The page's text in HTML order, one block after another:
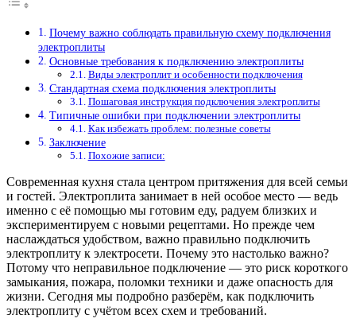
Почему важно соблюдать правильную схему подключения
электроплиты
Основные требования к подключению электроплиты
Виды электроплит и особенности подключения
Стандартная схема подключения электроплиты
Пошаговая инструкция подключения электроплиты
Типичные ошибки при подключении электроплиты
Как избежать проблем: полезные советы
Заключение
Похожие записи:
Современная кухня стала центром притяжения для всей семьи
и гостей. Электроплита занимает в ней особое место — ведь
именно с её помощью мы готовим еду, радуем близких и
экспериментируем с новыми рецептами. Но прежде чем
наслаждаться удобством, важно правильно подключить
электроплиту к электросети. Почему это настолько важно?
Потому что неправильное подключение — это риск короткого
замыкания, пожара, поломки техники и даже опасность для
жизни. Сегодня мы подробно разберём, как подключить
электроплиту с учётом всех схем и требований.